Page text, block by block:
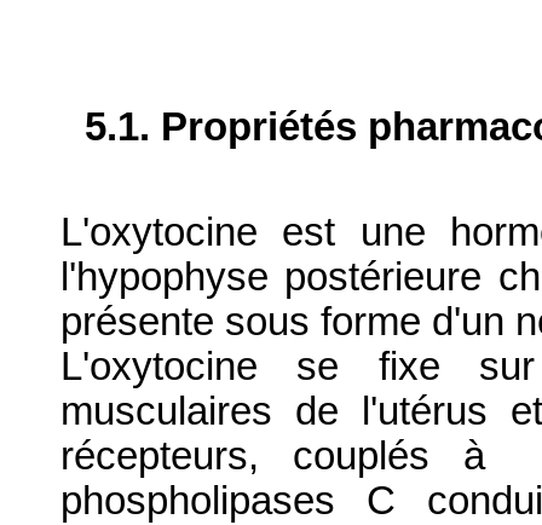
5.1. Propriétés
L'oxytocine est une
l'hypophyse postérieure
présente sous forme d'un
L'oxytocine se fixe
musculaires de l'utérus
récepteurs, couplés
phospholipases C